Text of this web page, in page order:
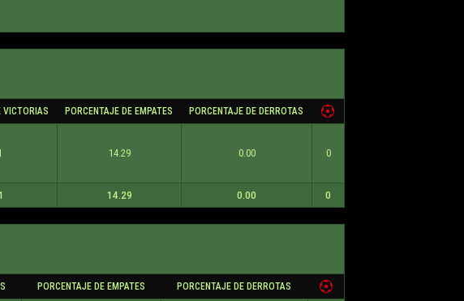
VICTORIAS PORCENTAJE DE EMPATES PORCENTAJE DE DERROTAS
14.29 0.00 0
14.29 0.00 0
PORCENTAJE DE EMPATES PORCENTAJE DE DERROTAS